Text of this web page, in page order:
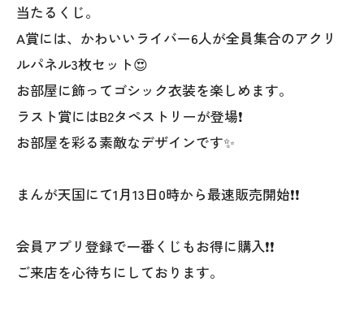
当たるくじ。
A賞には、かわいいライバー6人が全員集合のアクリ
ルパネル3枚セット😍
お部屋に飾ってゴシック衣装を楽しめます。
ラスト賞にはB2タペストリーが登場❗
お部屋を彩る素敵なデザインです✨
まんが天国にて1月13日0時から最速販売開始❗❗
会員アプリ登録で一番くじもお得に購入❗❗
ご来店を心待ちにしております。